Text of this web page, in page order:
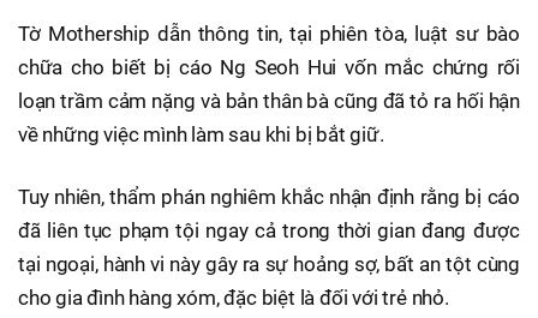
Tờ Mothership dẫn thông tin, tại phiên tòa, luật sư bào
chữa cho biết bị cáo Ng Seoh Hui vốn mắc chứng rối
loạn trầm cảm nặng và bản thân bà cũng đã tỏ ra hối hận
về những việc mình làm sau khi bị bắt giữ.
Tuy nhiên, thẩm phán nghiêm khắc nhận định rằng bị cáo
đã liên tục phạm tội ngay cả trong thời gian đang được
tại ngoại, hành vi này gây ra sự hoảng sợ, bất an tột cùng
cho gia đình hàng xóm, đặc biệt là đối với trẻ nhỏ.